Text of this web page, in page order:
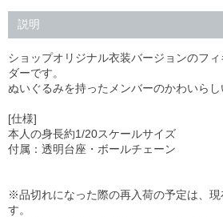
説明
ショップオリジナル衣装バージョンのフ
ダーです。
ぬいぐるみを持ったメンバーのかわいらし
[仕様]
本人の身長約1/20スケールサイズ
付属：透明台座・ボールチェーン
※品切れになった際の再入荷の予定は、現
す。